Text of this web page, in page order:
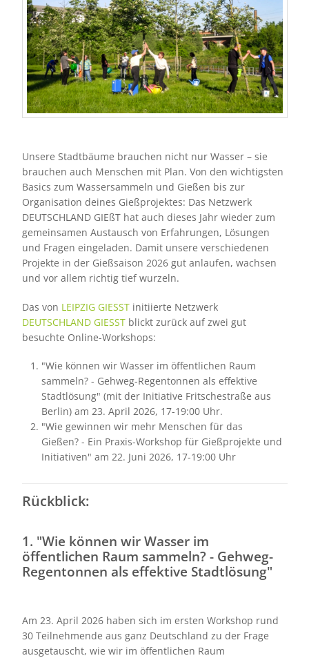
Unsere Stadtbäume brauchen nicht nur Wasser – sie
brauchen auch Menschen mit Plan. Von den wichtigsten
Basics zum Wassersammeln und Gießen bis zur
Organisation deines Gießprojektes: Das Netzwerk
DEUTSCHLAND GIEßT hat auch dieses Jahr wieder zum
gemeinsamen Austausch von Erfahrungen, Lösungen
und Fragen eingeladen. Damit unsere verschiedenen
Projekte in der Gießsaison 2026 gut anlaufen, wachsen
und vor allem richtig tief wurzeln.
Das von LEIPZIG GIESSTinitiierte Netzwerk
DEUTSCHLAND GIESSTblickt zurück auf zwei gut
besuchte Online-Workshops:
"Wie können wir Wasser im öffentlichen Raum
sammeln? - Gehweg-Regentonnen als effektive
Stadtlösung" (mit der Initiative Fritschestraße aus
Berlin) am 23. April 2026, 17-19:00 Uhr.
"Wie gewinnen wir mehr Menschen für das
Gießen? - Ein Praxis-Workshop für Gießprojekte und
Initiativen" am 22. Juni 2026, 17-19:00 Uhr
Rückblick:
1. "Wie können wir Wasser im
öffentlichen Raum sammeln? - Gehweg-
Regentonnen als effektive Stadtlösung"
Am 23. April 2026 haben sich im ersten Workshop rund
30 Teilnehmende aus ganz Deutschland zu der Frage
ausgetauscht, wie wir im öffentlichen Raum